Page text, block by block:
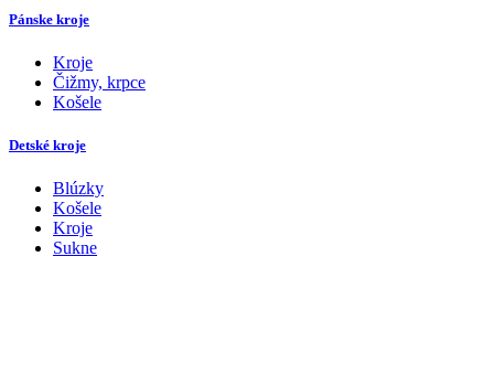
Pánske kroje
Kroje
Čižmy, krpce
Košele
Detské kroje
Blúzky
Košele
Kroje
Sukne